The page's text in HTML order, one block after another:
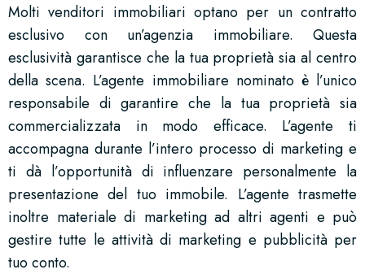
Molti venditori immobiliari optano per un contratto
esclusivo con un’agenzia immobiliare. Questa
esclusività garantisce che la tua proprietà sia al centro
della scena. L’agente immobiliare nominato è l’unico
responsabile di garantire che la tua proprietà sia
commercializzata in modo efficace. L’agente ti
accompagna durante l’intero processo di marketing e
ti dà l’opportunità di influenzare personalmente la
presentazione del tuo immobile. L’agente trasmette
inoltre materiale di marketing ad altri agenti e può
gestire tutte le attività di marketing e pubblicità per
tuo conto.